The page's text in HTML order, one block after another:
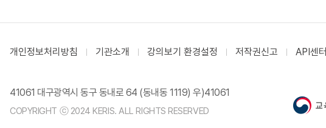
개인정보처리방침 기관소개 강의보기 환경설정 저작권신고 API센터
41061 대구광역시 동구 동내로 64 (동내동 1119) 우)41061
COPYRIGHT ⓒ 2024 KERIS. ALL RIGHTS RESERVED